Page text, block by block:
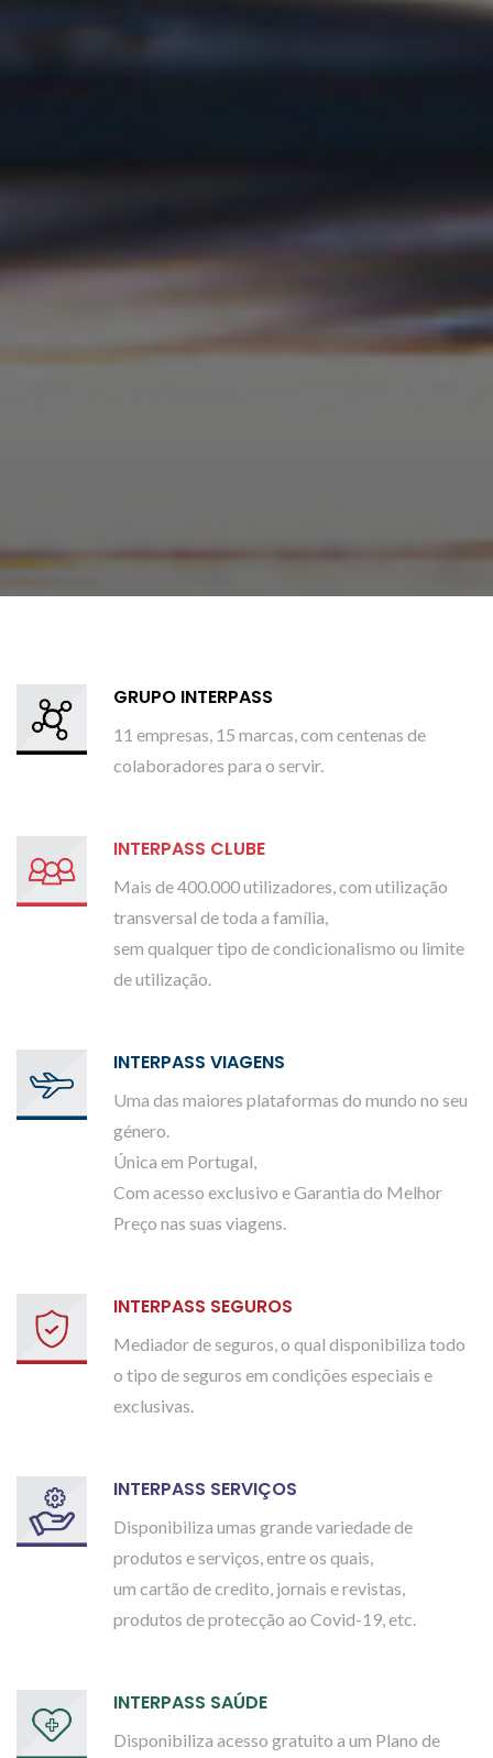
GRUPO INTERPASS
11 empresas, 15 marcas, com centenas de
colaboradores para o servir.
INTERPASS CLUBE
Mais de 400.000 utilizadores, com utilização
transversal de toda a família,
sem qualquer tipo de condicionalismo ou limite
de utilização.
INTERPASS VIAGENS
Uma das maiores plataformas do mundo no seu
género.
Única em Portugal,
Com acesso exclusivo e Garantia do Melhor
Preço nas suas viagens.
INTERPASS SEGUROS
Mediador de seguros, o qual disponibiliza todo
o tipo de seguros em condições especiais e
exclusivas.
INTERPASS SERVIÇOS
Disponibiliza umas grande variedade de
produtos e serviços, entre os quais,
um cartão de credito, jornais e revistas,
produtos de protecção ao Covid-19, etc.
INTERPASS SAÚDE
Disponibiliza acesso gratuito a um Plano de